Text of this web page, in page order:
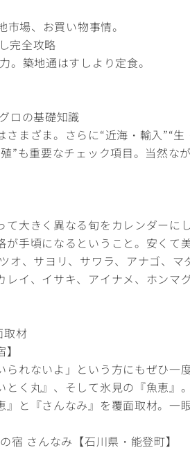
場、お買い物事情。
完全攻略
。築地通はすしより定食。
ロの基礎知識
まざま。さらに“近海・輸入”“
”も重要なチェック項目。当然な
大きく異なる旬をカレンダーに
が手頃になるということ。安くて
オ、サヨリ、サワラ、アナゴ、マ
レイ、イサキ、アイナメ、ホンマ
取材
られないよ」という方にもぜひ一
く丸』、そして氷見の『魚恵』。
と『さんなみ』を覆面取材。一
宿 さんなみ【石川県・能登町】